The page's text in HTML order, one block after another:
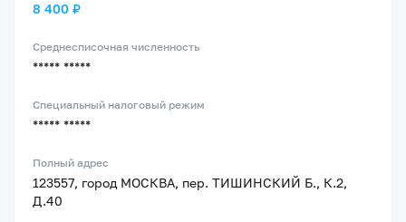
8 400 ₽
Среднесписочная численность
***** *****
Специальный налоговый режим
***** *****
Полный адрес
123557, город МОСКВА, пер. ТИШИНСКИЙ Б., К.2,
Д.40